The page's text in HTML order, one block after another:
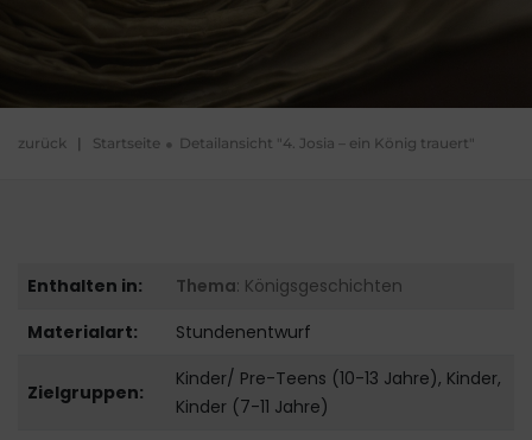
zurück | Startseite Detailansicht "4. Josia – ein König trauert"
Enthalten in: Thema: Königsgeschichten
Materialart:
Stundenentwurf
Zielgruppen:
Kinder/ Pre-Teens (10-13 Jahre), Kinder,
Kinder (7-11 Jahre)